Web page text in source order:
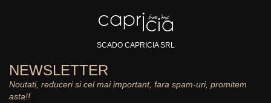
SCADO CAPRICIA SRL
NEWSLETTER
Noutati, reduceri si cel mai important, fara spam-uri, promitem
asta!!